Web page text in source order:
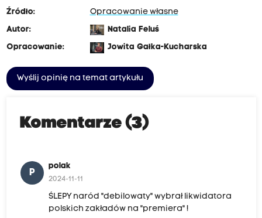
Źródło:
Opracowanie własne
Autor:
Natalia Feluś
Opracowanie:
Jowita Gałka-Kucharska
Wyślij opinię na temat artykułu
Komentarze (3)
P
polak
2024-11-11
ŚLEPY naród "debilowaty" wybrał likwidatora
polskich zakładów na "premiera" !